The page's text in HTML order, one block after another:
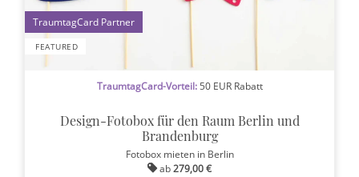
FEATURED
TraumtagCard-Vorteil:50 EUR Rabatt
Design-Fotobox für den Raum Berlin und
Brandenburg
Fotobox mieten in Berlin
ab279,00 €